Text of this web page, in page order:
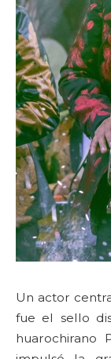
Un actor
fue el sello
huarochirano